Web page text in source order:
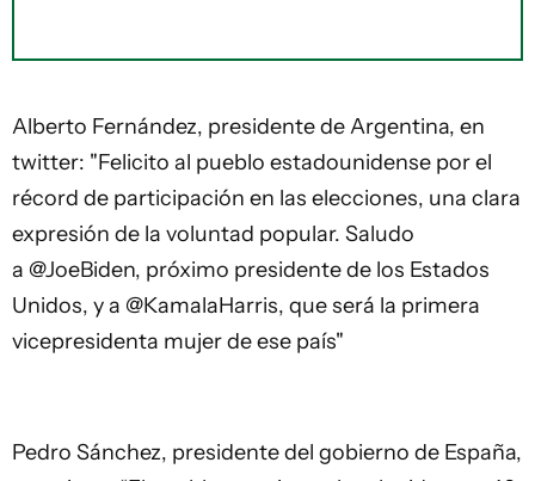
Alberto Fernández, presidente de Argentina, en
twitter: "Felicito al pueblo estadounidense por el
récord de participación en las elecciones, una clara
expresión de la voluntad popular. Saludo
a @JoeBiden, próximo presidente de los Estados
Unidos, y a @KamalaHarris, que será la primera
vicepresidenta mujer de ese país"
Pedro Sánchez, presidente del gobierno de España,